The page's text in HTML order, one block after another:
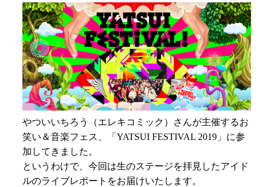
やついいちろう（エレキコミック）さんが主催するお
笑い＆音楽フェス、「YATSUI FESTIVAL 2019」に参
加してきました。
というわけで、今回は生のステージを拝見したアイド
ルのライブレポートをお届けいたします。